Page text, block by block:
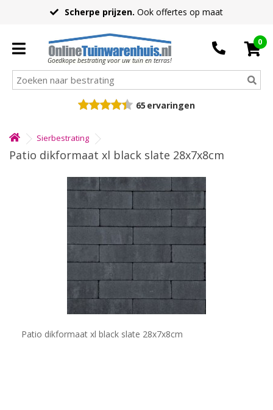
Scherpe prijzen. Ook offertes op maat
Goedkope bestrating voor uw tuin en terras!
0
65 ervaringen
Sierbestrating
Patio dikformaat xl black slate 28x7x8cm
Patio dikformaat xl black slate 28x7x8cm